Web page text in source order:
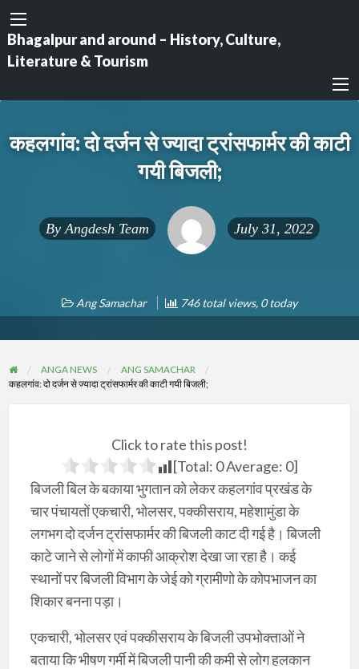
Bhagalpur and around – History, Culture,
Literature & Tourism
कहलगांव: दो दर्जन से ज्यादा ट्रांसफार्मर की काटी
गयी बिजली;
By Angdesh Team July 31, 2022
Ang Samachar 746 total views, 0 today
ANGA NEWS
ANG SAMACHAR
कहलगांव: दो दर्जन से ज्यादा ट्रांसफार्मर की काटी गयी बिजली;
Click to rate this post!
[Total: 0Average: 0]
बिजली बिल के बकाया भुगतान को लेकर कहलगांव प्रखंड के
चार पंचायतों एकचारी, भोलसर, पक्कीसराय, महेशामुंडा के
लगभग दो दर्जन ट्रांसफार्मर की बिजली काट दी गई है। बिजली
काटे जाने से लोगों में काफी आक्रोश देखा जा रहा है। कई
स्थानों पर बिजली विभाग के जेई को ग्रामीणो के कोपभाजन का
शिकार बनना पड़ा।
एकचारी, भोलसर एवं पक्कीसराय के बिजली उपभोक्ताओं ने
बताया कि भीषण गर्मी में बिजली पानी की कमी से लोग हलकान